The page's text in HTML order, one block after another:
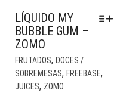
LÍQUIDO MY
BUBBLE GUM –
ZOMO
FRUTADOS, DOCES /
SOBREMESAS, FREEBASE,
JUICES, ZOMO